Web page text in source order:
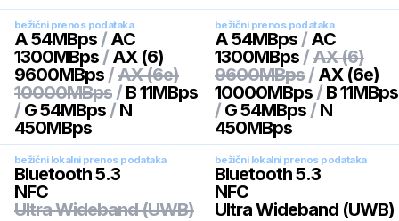
bežični prenos podataka
A 54MBps / AC
1300MBps / AX (6)
9600MBps /AX (6e)
10000MBps / B 11MBps
/ G 54MBps / N
450MBps
bežični prenos podataka
A 54MBps / AC
1300MBps /AX (6)
9600MBps / AX (6e)
10000MBps / B 11MBps
/ G 54MBps / N
450MBps
bežični lokalni prenos podataka
Bluetooth 5.3
NFC
Ultra Wideband (UWB)
bežični lokalni prenos podataka
Bluetooth 5.3
NFC
Ultra Wideband (UWB)